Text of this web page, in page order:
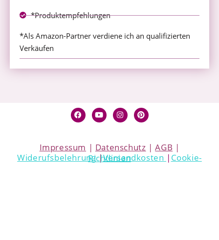
*Produktempfehlungen
*Als Amazon-Partner verdiene ich an qualifizierten
Verkäufen
Impressum | Datenschutz |AGB |
Widerufsbelehrung|Versandkosten |
Cookie-Richtlinien